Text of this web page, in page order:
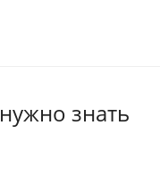
знать